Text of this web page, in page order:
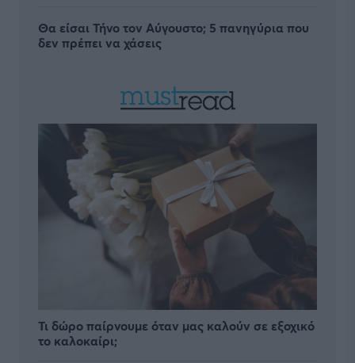
Θα είσαι Τήνο τον Αύγουστο; 5 πανηγύρια που
δεν πρέπει να χάσεις
Τι δώρο παίρνουμε όταν μας καλούν σε εξοχικό
το καλοκαίρι;